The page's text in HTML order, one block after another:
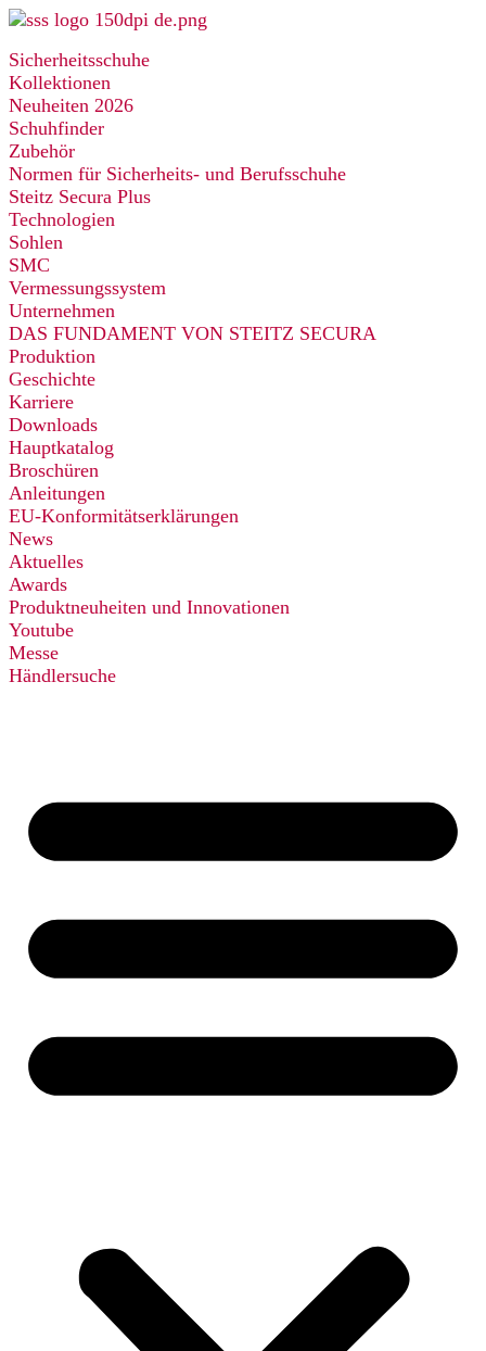
Zum
springen
Sicherheitsschuhe
Kollektionen
Neuheiten 2026
Schuhfinder
Zubehör
Normen für Sicherheits- und Berufsschuhe
Steitz Secura Plus
Technologien
Sohlen
SMC
Vermessungssystem
Unternehmen
DAS FUNDAMENT VON STEITZ SECURA
Produktion
Geschichte
Karriere
Downloads
Hauptkatalog
Broschüren
Anleitungen
EU-Konformitätserklärungen
News
Aktuelles
Awards
Produktneuheiten und Innovationen
Youtube
Messe
Händlersuche